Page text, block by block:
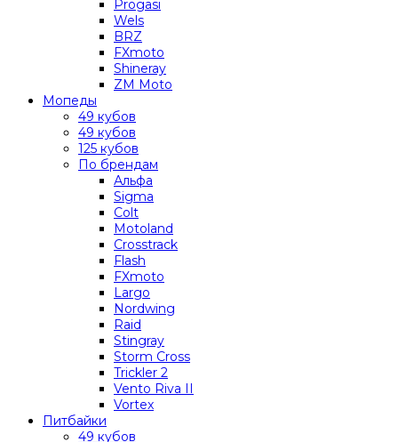
Progasi
Wels
BRZ
FXmoto
Shineray
ZM Moto
Мопеды
49 кубов
49 кубов
125 кубов
По брендам
Альфа
Sigma
Colt
Motoland
Crosstrack
Flash
FXmoto
Largo
Nordwing
Raid
Stingray
Storm Cross
Trickler 2
Vento Riva II
Vortex
Питбайки
49 кубов